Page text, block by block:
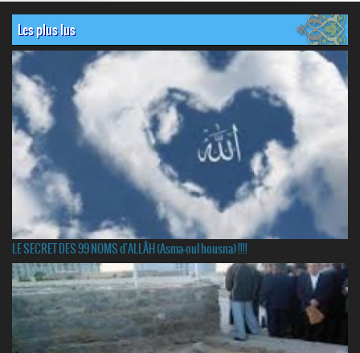
Les plus lus
LE SECRET DES 99 NOMS d'ALLÂH (Asma-oul housna) !!!!